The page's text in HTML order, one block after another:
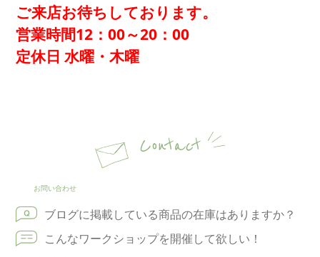
ご来店お待ちしております。
営業時間12：00～20：00
定休日 水曜・木曜
Contact
お問い合わせ
ブログに掲載している商品の在庫はありますか？
こんなワークショップを開催して欲しい！